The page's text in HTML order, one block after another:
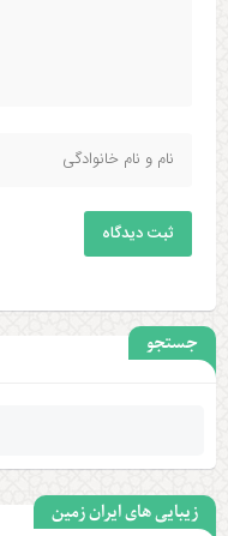
ثبت دیدگاه
جستجو
زیبایی های ایران زمین